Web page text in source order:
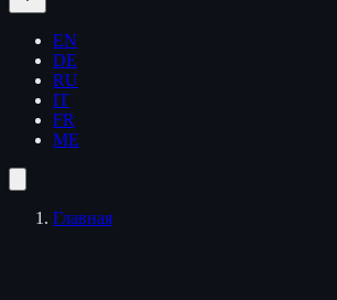
EN
DE
RU
IT
FR
ME
Главная